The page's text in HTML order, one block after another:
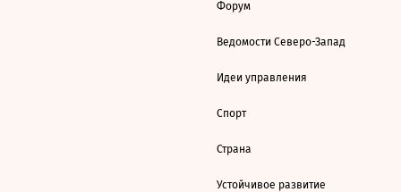
Форум
Ведомости Северо-Запад
Идеи управления
Спорт
Страна
Устойчивое развитие